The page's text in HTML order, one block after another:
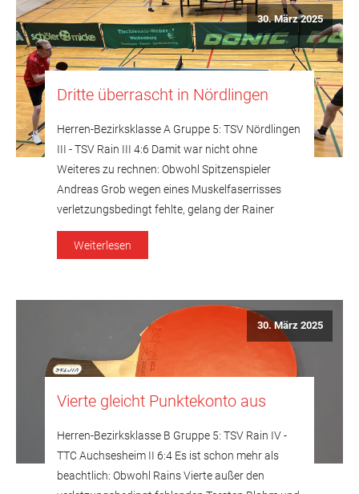
30. März 2025
Dritte überrascht in Nördlingen
Herren-Bezirksklasse A Gruppe 5: TSV Nördlingen
III - TSV Rain III 4:6 Damit war nicht ohne
Weiteres zu rechnen: Obwohl Spitzenspieler
Andreas Grob wegen eines Muskelfaserrisses
verletzungsbedingt fehlte, gelang der Rainer
Dritten beim Tabellenzweiten TSV Nördlingen III
ein Auswärtssieg. Die Gäste vom Lech bleiben
Weiterlesen
30. März 2025
Vierte gleicht Punktekonto aus
Herren-Bezirksklasse B Gruppe 5: TSV Rain IV -
TTC Auchsesheim II 6:4 Es ist schon mehr als
beachtlich: Obwohl Rains Vierte außer den